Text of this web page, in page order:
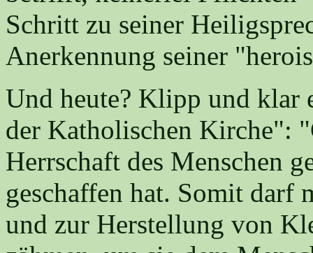
Schritt zu seiner
Anerkennung seiner
Und heute? Klipp und klar
der Katholischen Kirche":
Herrschaft des Menschen
geschaffen hat. Somit darf
und zur Herstellung von